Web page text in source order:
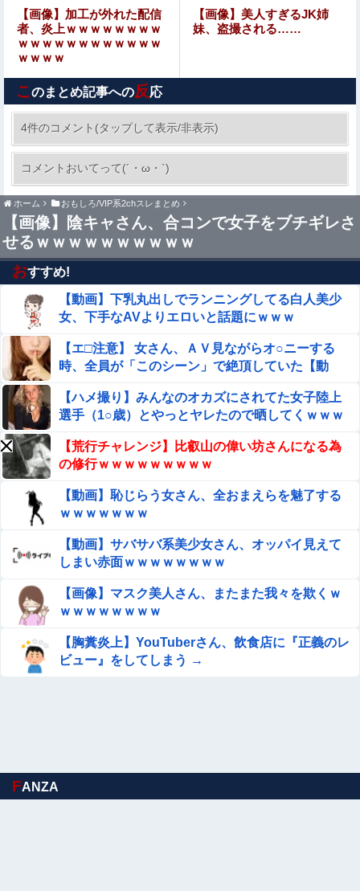
森川ジョージ「みい山アンチは正義を主張する前に漫画の
無断転載をやめろよ」←これwwww
しょっぱいラーメンの汁を残したら隣のおっさんに「何故
り得ない」と説教されたんだが、塩分過剰だし味の好みは
自由だろ！
ワンピース尾田っち「僕とその辺の連載作家は同じく『漫
画家』と呼ばれるけど、それが不満で。」
ひろゆき「出馬する気ないから話さなかった」妻
「それでも不誠実だろ」→離婚協議へｗｗｗｗｗ
【原神】先行動画のオデット強過ぎだろ 瑞希オデットが予
想以上に使えそうで良かった
【朗報】 イーロン「Xでインプレゾンビが多すぎるから収
益分配プログラムやめるわ」
【速報】蓮舫「蓮舫だから叩いて良いという報道」 ネット
「高市だから叩いて良いをやってるのがお前だろ」他
【悲報】嵐の活動休止の影響か…相葉雅紀のレコメンが9
月いっぱいで終了へ他
【画像】 引きこもり女さん、ドスケベザすぎるｗｗｗ
ｗｗｗｗｗｗｗ
エッセイスト「原爆を二度と使わせてはならない」⇒「も
ちろん中国の核も非難する？」⇒「中国の核は綺麗な
核！」
【悲報】コメ卸大手さん、営業利益83％減 高値で買い込
んだ米が売れず「損切り祭り」開幕へ
【正論】ホリエモン、移民受け入れ反対派にブチギレ→ス
タジオ誰も反論できず沈黙
【動画】金髪JKのプリケツ、レベチｗｗｗ
フランス人「欲張りすぎだ」中村敬斗、ランス残留の可能
性を会長が示唆！移籍金が交渉の壁に..現地サポの本音が
これ！【海外の反応】
【ガンプラ再販】 RG「ストライクフリーダムガンダム デ
ィアクティブモード」ほか【11時予約開始】
【画像】加工が外れた配信
者、炎上ｗｗｗｗｗｗｗｗ
ｗｗｗｗｗｗｗｗｗｗｗｗ
ｗｗｗｗ
【画像】美人すぎるJK姉
妹、盗撮される……
こ のまとめ記事への反応
4件のコメント(タップして表示/非表示)
コメントおいてって(´・ω・`)
ホーム おもしろ/VIP系2chスレまとめ
【画像】陰キャさん、合コンで女子をブチギレさ
せるｗｗｗｗｗｗｗｗｗｗ
おすすめ!
【動画】下乳丸出しでランニングしてる白人美少
女、下手なAVよりエロいと話題にｗｗｗ
【エ□注意】 女さん、ＡＶ見ながらオ○ニーする
時、全員が「このシーン」で絶頂していた【動
【ハメ撮り】みんなのオカズにされてた女子陸上
選手（1○歳）とやっとヤレたので晒してくｗｗｗ
【荒行チャレンジ】比叡山の偉い坊さんになる為
の修行ｗｗｗｗｗｗｗｗｗ
【動画】恥じらう女さん、全おまえらを魅了する
ｗｗｗｗｗｗｗ
【動画】サバサバ系美少女さん、オッパイ見えて
しまい赤面ｗｗｗｗｗｗｗｗ
【画像】マスク美人さん、またまた我々を欺くｗ
ｗｗｗｗｗｗｗｗ
【胸糞炎上】YouTuberさん、飲食店に『正義のレ
ビュー』をしてしまう →
FANZA